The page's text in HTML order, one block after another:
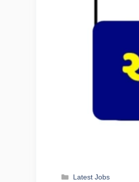
Categories
Latest Jobs